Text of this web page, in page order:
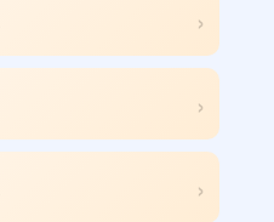
›
›
›